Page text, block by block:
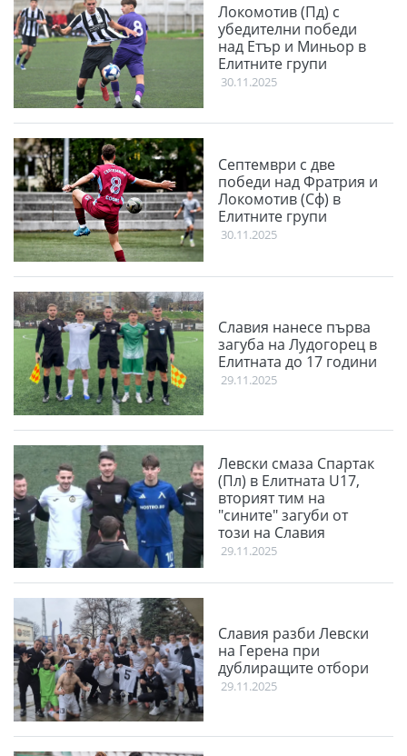
Локомотив (Пд) с
убедителни победи
над Етър и Миньор в
Елитните групи
30.11.2025
Септември с две
победи над Фратрия и
Локомотив (Сф) в
Елитните групи
30.11.2025
Славия нанесе първа
загуба на Лудогорец в
Елитната до 17 години
29.11.2025
Левски смаза Спартак
(Пл) в Елитната U17,
вторият тим на
"сините" загуби от
този на Славия
29.11.2025
Славия разби Левски
на Герена при
дублиращите отбори
29.11.2025